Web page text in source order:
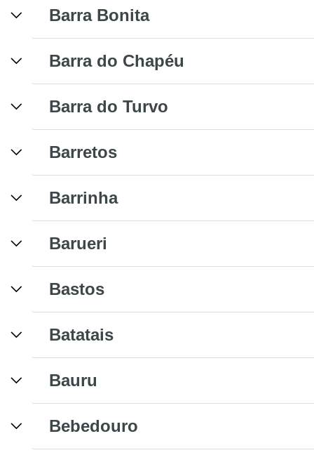
Barra Bonita
Barra do Chapéu
Barra do Turvo
Barretos
Barrinha
Barueri
Bastos
Batatais
Bauru
Bebedouro